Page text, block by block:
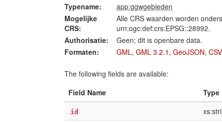
Typename:
app:ggwgebieden
Mogelijke
CRS:
Alle CRS waarden worden
urn:ogc:def:crs:EPSG::28992.
Authorisatie:
Geen; dit is openbare data.
Formaten:
GML, GML 3.2.1 , GeoJSON, CSV
The following fields are available:
Field Name
Type
id